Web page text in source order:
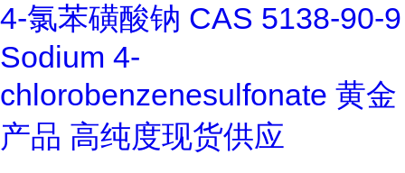
4-氯苯磺酸钠 CAS 5138-90-9
Sodium 4-
chlorobenzenesulfonate 黄金
产品 高纯度现货供应